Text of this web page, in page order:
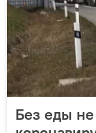
Без еды не